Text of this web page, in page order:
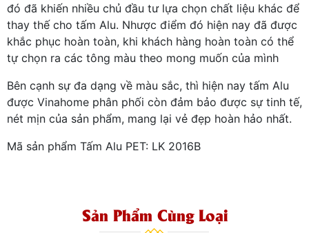
đó đã khiến nhiều chủ đầu tư lựa chọn chất liệu khác để
thay thế cho tấm Alu. Nhược điểm đó hiện nay đã được
khắc phục hoàn toàn, khi khách hàng hoàn toàn có thể
tự chọn ra các tông màu theo mong muốn của mình
Bên cạnh sự đa dạng về màu sắc, thì hiện nay tấm Alu
được Vinahome phân phối còn đảm bảo được sự tinh tế,
nét mịn của sản phẩm, mang lại vẻ đẹp hoàn hảo nhất.
Mã sản phẩm Tấm Alu PET: LK 2016B
Sản Phẩm Cùng Loại